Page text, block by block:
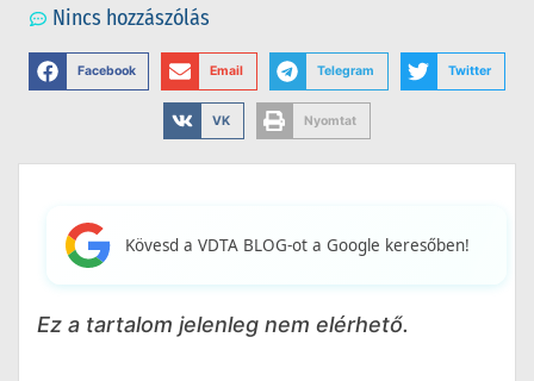
Nincs hozzászólás
Facebook Email Telegram Twitter
VK Nyomtat
Kövesd a VDTA BLOG-ot a Google keresőben!
Ez a tartalom jelenleg nem elérhető.